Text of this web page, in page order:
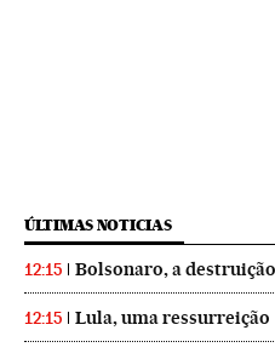
ÚLTIMAS NOTICIAS
12:15 Bolsonaro, a
12:15 Lula, uma ressurreição